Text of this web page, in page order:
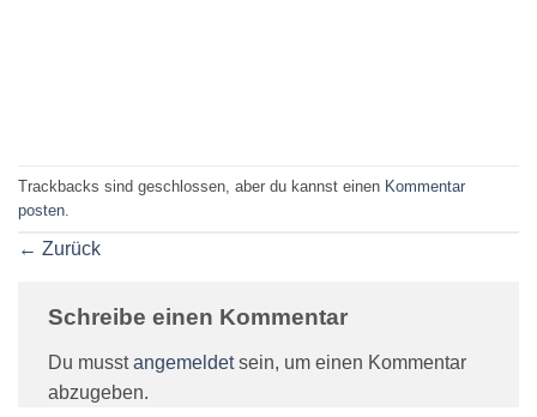
Trackbacks sind geschlossen, aber du kannst einen Kommentar
posten
← Zurück
Schreibe einen Kommentar
Du musstangemeldetsein, um einen Kommentar
abzugeben.